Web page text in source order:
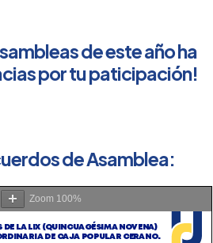
de este año ha
por tu paticipación!
de Asamblea:
Zoom 100%